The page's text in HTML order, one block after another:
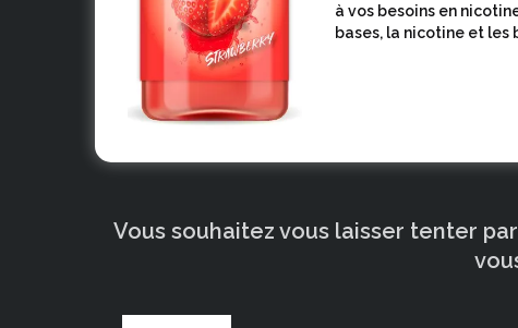
à vos besoins en
bases, la nicotine et les
Vous souhaitez vous laisser tenter